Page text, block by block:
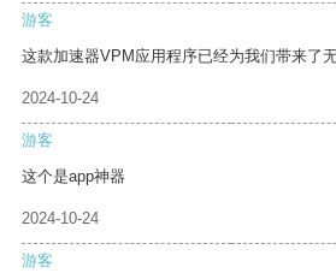
游客
这款加速器VPM应用程序已经为我们带来了
2024-10-24
游客
这个是app神器
2024-10-24
游客